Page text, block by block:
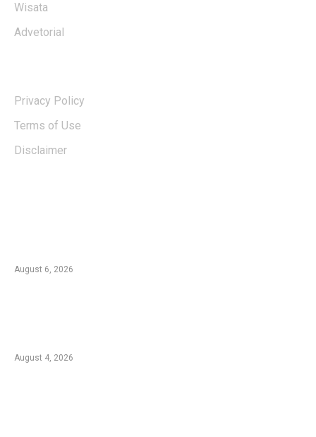
Wisata
Advetorial
Privacy Policy
Terms of Use
Disclaimer
August 6, 2026
August 4, 2026